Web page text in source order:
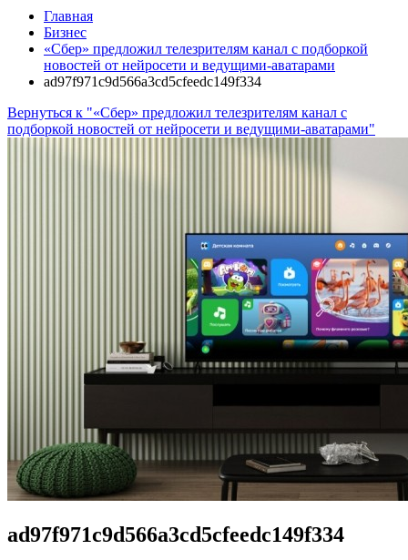
Главная
Бизнес
«Сбер» предложил телезрителям канал с подборкой
новостей от нейросети и ведущими-аватарами
ad97f971c9d566a3cd5cfeedc149f334
Вернуться к "«Сбер» предложил телезрителям канал с
подборкой новостей от нейросети и ведущими-аватарами"
ad97f971c9d566a3cd5cfeedc149f334